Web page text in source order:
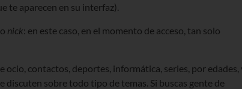
te aparecen en su interfaz).
nick: en este caso, en el momento de acceso, tan solo
ocio, contactos, deportes, informática, series, por edades,
discuten sobre todo tipo de temas. Si buscas gente de